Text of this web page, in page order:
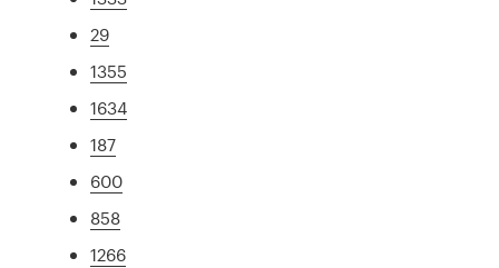
29
1355
1634
187
600
858
1266